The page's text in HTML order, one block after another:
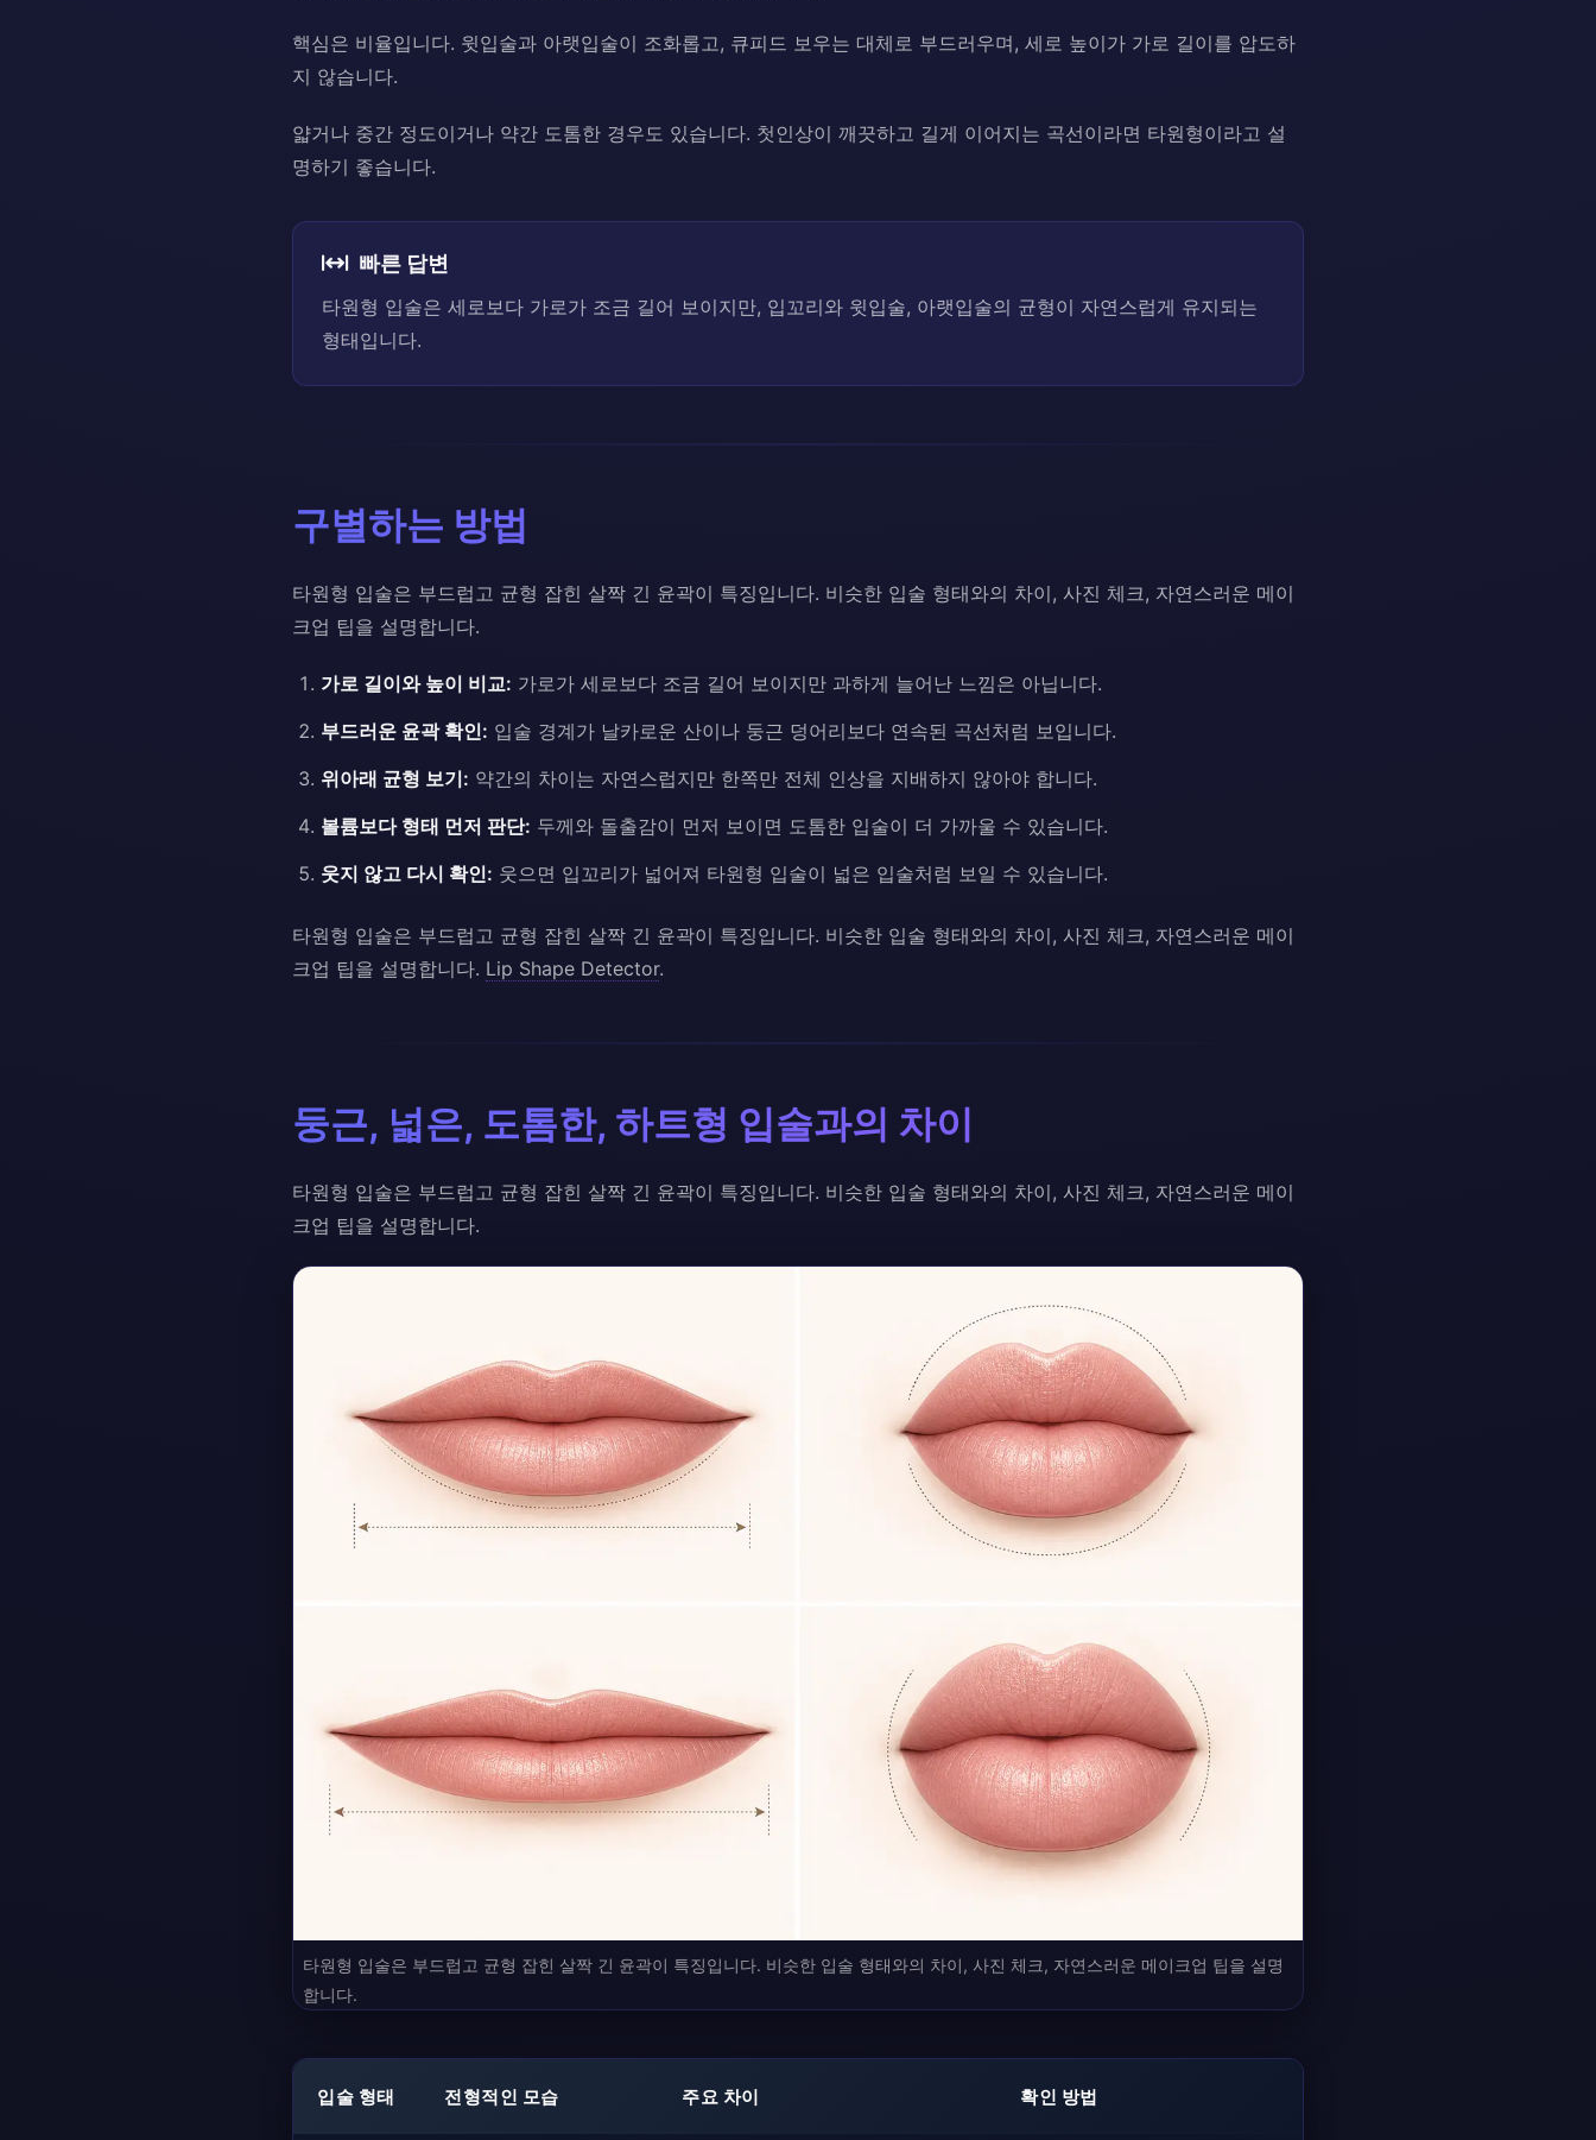
핵심은 비율입니다. 윗입술과 아랫입술이 조화롭고, 큐피드 보우는 대체로 부드러우며, 세로 높이가 가로 길이를 압도하
지 않습니다.
얇거나 중간 정도이거나 약간 도톰한 경우도 있습니다. 첫인상이 깨끗하고 길게 이어지는 곡선이라면 타원형이라고 설
명하기 좋습니다.
빠른 답변
타원형 입술은 세로보다 가로가 조금 길어 보이지만, 입꼬리와 윗입술, 아랫입술의 균형이 자연스럽게 유지되는
형태입니다.
구별하는 방법
타원형 입술은 부드럽고 균형 잡힌 살짝 긴 윤곽이 특징입니다. 비슷한 입술 형태와의 차이, 사진 체크, 자연스러운 메이
크업 팁을 설명합니다.
가로 길이와 높이 비교: 가로가 세로보다 조금 길어 보이지만 과하게 늘어난 느낌은 아닙니다.
부드러운 윤곽 확인: 입술 경계가 날카로운 산이나 둥근 덩어리보다 연속된 곡선처럼 보입니다.
위아래 균형 보기: 약간의 차이는 자연스럽지만 한쪽만 전체 인상을 지배하지 않아야 합니다.
볼륨보다 형태 먼저 판단: 두께와 돌출감이 먼저 보이면 도톰한 입술이 더 가까울 수 있습니다.
웃지 않고 다시 확인: 웃으면 입꼬리가 넓어져 타원형 입술이 넓은 입술처럼 보일 수 있습니다.
타원형 입술은 부드럽고 균형 잡힌 살짝 긴 윤곽이 특징입니다. 비슷한 입술 형태와의 차이, 사진 체크, 자연스러운 메이
크업 팁을 설명합니다. Lip Shape Detector.
둥근, 넓은, 도톰한, 하트형 입술과의 차이
타원형 입술은 부드럽고 균형 잡힌 살짝 긴 윤곽이 특징입니다. 비슷한 입술 형태와의 차이, 사진 체크, 자연스러운 메이
크업 팁을 설명합니다.
타원형 입술은 부드럽고 균형 잡힌 살짝 긴 윤곽이 특징입니다. 비슷한 입술 형태와의 차이, 사진 체크, 자연스러운 메이크업 팁을 설명
합니다.
입술 형태 전형적인 모습 주요 차이 확인 방법